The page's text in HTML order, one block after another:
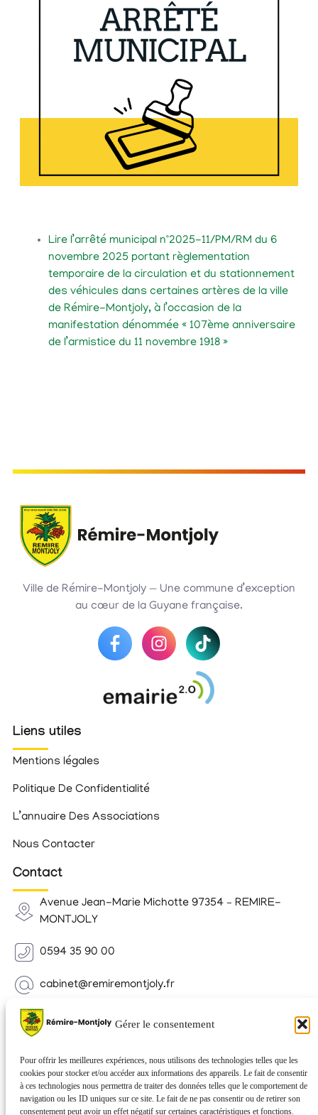
Gérer le consentement
Pour offrir les meilleures expériences, nous utilisons des technologies telles que les
cookies pour stocker et/ou accéder aux informations des appareils. Le fait de consentir
à ces technologies nous permettra de traiter des données telles que le comportement de
navigation ou les ID uniques sur ce site. Le fait de ne pas consentir ou de retirer son
consentement peut avoir un effet négatif sur certaines caractéristiques et fonctions.
Lire l’arrêté municipal n°2025-11/PM/RM du 6
novembre 2025 portant règlementation
temporaire de la circulation et du stationnement
des véhicules dans certaines artères de la ville
de Rémire-Montjoly, à l’occasion de la
manifestation dénommée « 107ème anniversaire
de l’armistice du 11 novembre 1918 »
Ville de Rémire-Montjoly — Une commune d’exception
au cœur de la Guyane française.
Liens utiles
Mentions légales
Politique De Confidentialité
L’annuaire Des Associations
Nous Contacter
Contact
Avenue Jean-Marie Michotte 97354 – REMIRE-
MONTJOLY
0594 35 90 00
cabinet@remiremontjoly.fr
Newsletter
nouvelles de votre commune.